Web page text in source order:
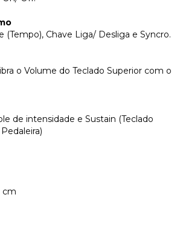
(Tempo), Chave Liga/ Desliga e Syncro.
o Volume do Teclado Superior com o
de intensidade e Sustain (Teclado
cm